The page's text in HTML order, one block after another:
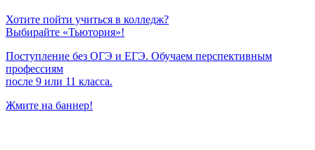
Хотите пойти учиться в колледж?
Выбирайте «Тьютория»!
Поступление без ОГЭ и ЕГЭ. Обучаем перспективным
профессиям
после 9 или 11 класса.
Жмите на баннер!